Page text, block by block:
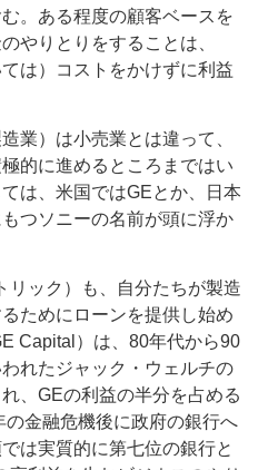
。ある程度の顧客ベースを
やりとりをすることは、
は）コストをかけずに利益
）は小売業とは違って、
的に進めるところまではい
は、米国ではGEとか、日本
つソニーの名前が頭に浮か
ック）も、自分たちが製造
ためにローンを提供し始め
Capital）は、80年代から90
れたジャック・ウェルチの
、GEの利益の半分を占める
金融危機後に政府の銀行へ
は実質的に第七位の銀行と